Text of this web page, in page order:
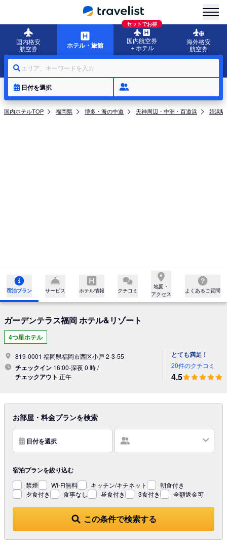
国内格安
航空券
ホテル・旅館
セットでお得
国内航空券
＋ホテル
海外格安
航空券
エリア、キーワードを入力
日付を選択
国内ホテルTOP 福岡県 博多・海の中道 天神周辺・中洲・百道浜 姪浜駅
宿泊プラン サービス ホテル情報 クチコミ
地図・
アクセス
よくあるご質問
ガーデンテラス福岡 ホテル&リゾート
4つ星ホテル
819-0001 福岡県福岡市西区小戸 2-3-55
チェックイン 16:00-深夜 0 時 /
チェックアウト 正午
とても満足！
20件のクチコミ
4.5
お部屋・料金プランを検索
日付を選択
この条件で検索する
宿泊プランを絞り込む
禁煙 Wi-Fi無料 キッチン/キチネット
朝食付き
夕食付き
食事なし 昼食付き 3食付き 全額返金可